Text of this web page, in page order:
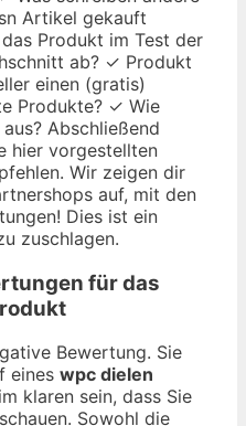
Artikel gekauft
Produkt im Test der
ab? ✓ Produkt
einen (gratis)
Produkte? ✓ Wie
Abschließend
hier vorgestellten
Wir zeigen dir
auf, mit den
Dies ist ein
zuschlagen.
für das
Bewertung. Sie
eines wpc dielen
klaren sein, dass Sie
Sowohl die